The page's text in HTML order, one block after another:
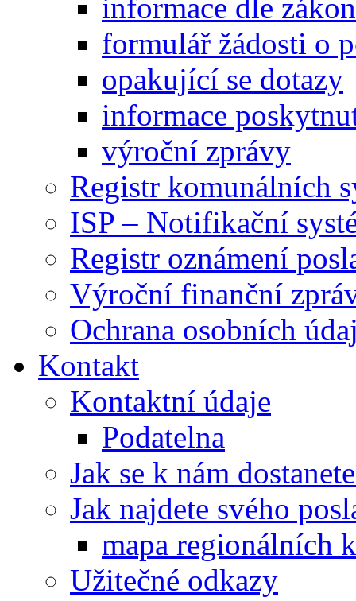
informace dle
formulář žádosti o
opakující se dotazy
informace
výroční zprávy
Registr komunálních
ISP – Notifikační
Registr oznámení
Výroční finanční
Ochrana osobních
Kontakt
Kontaktní údaje
Podatelna
Jak se k nám
Jak najdete svého
mapa regionálních
Užitečné odkazy